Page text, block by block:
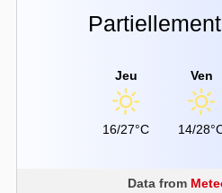
Jeu
16/27°C
Ven
14/
Data from